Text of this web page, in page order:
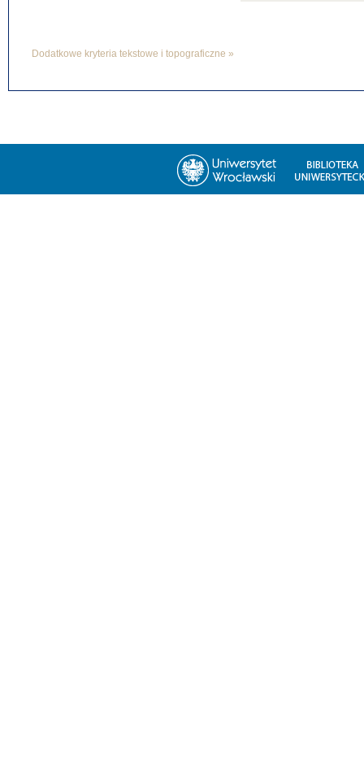
Dodatkowe kryteria tekstowe i topograficzne »